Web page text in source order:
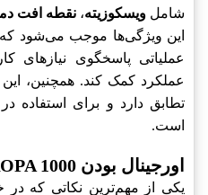
شاملویسکوزیته،نقطه افت
این ویژگی‌ها موجب می‌شود
عملیاتی پاسخگوی نیازهای
عملکرد کمک کند. همچنین، این
تطابق دارد و برای استفاده
است.
اورجینال بودن Texaco MEROPA 1000